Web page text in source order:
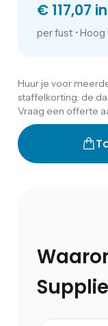
€ 117,07
per fust• Hoog
Huur je voor
staffelkorting: de
Vraag een offerte